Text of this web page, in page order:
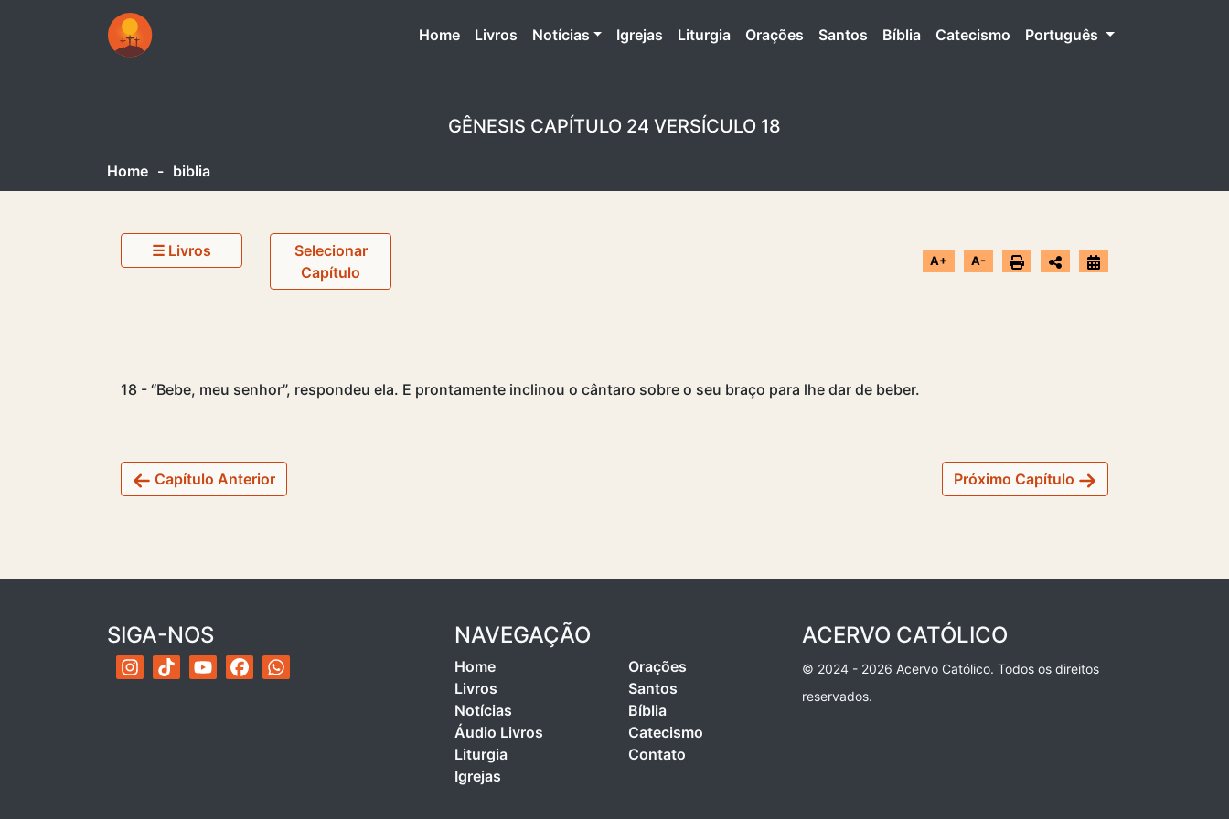
Home(atual)
Livros Notícias Igrejas Liturgia Orações Santos Bíblia Catecismo Português
GÊNESIS CAPÍTULO 24 VERSÍCULO 18
Home - biblia
☰ Livros
Selecionar
Capítulo
A+ A-
18 - “Bebe, meu senhor”, respondeu ela. E prontamente inclinou o cântaro sobre o seu braço para lhe dar de beber.
Capítulo Anterior Próximo Capítulo
SIGA-NOS NAVEGAÇÃO
Home
Livros
Notícias
Áudio Livros
Liturgia
Igrejas
Orações
Santos
Bíblia
Catecismo
Contato
ACERVO CATÓLICO
© 2024 - 2026 Acervo Católico. Todos os direitos
reservados.